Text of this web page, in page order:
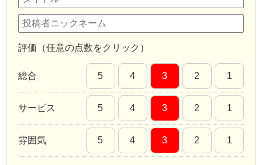
評価（任意の点数をクリック）
総合 5 4 3 2 1
サービス 5 4 3 2 1
雰囲気 5 4 3 2 1